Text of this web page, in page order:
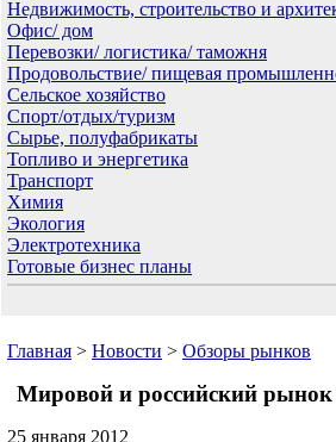
Недвижимость, строительство и
Офис/ дом
Перевозки/ логистика/ таможня
Продовольствие/ пищевая
Сельское хозяйство
Спорт/отдых/туризм
Сырье, полуфабрикаты
Топливо и энергетика
Транспорт
Химия
Экология
Электротехника
Готовые бизнес планы
Главная > Новости > Обзоры рынков
Мировой и российский рынок
25 января 2012